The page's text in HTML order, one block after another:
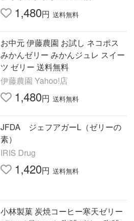
1,480円 送料無料
お中元 伊藤農園 お試し ネコポス
みかんゼリー みかんジュレ スイー
ツ ゼリー 送料無料
伊藤農園 Yahoo!店
1,480円 送料無料
JFDA ジェフアガーL（ゼリーの
素）
IRIS Drug
1,420円 送料無料
小林製菓 炭焼コーヒー寒天ゼリー